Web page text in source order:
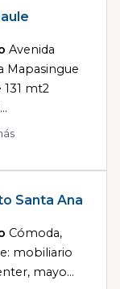
Avenida
Mapasingue
131 mt2
Santa Ana
Cómoda,
mobiliario
mayo...